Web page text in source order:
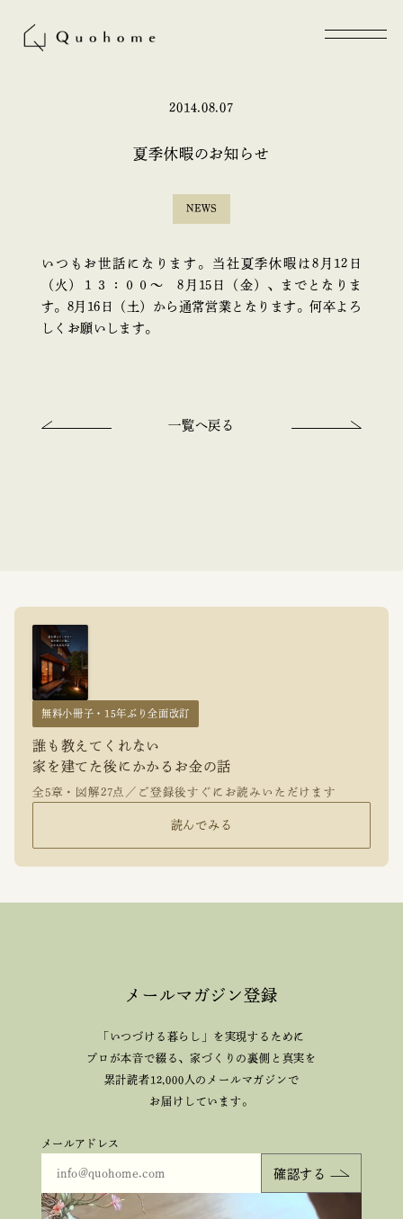
2014.08.07
夏季休暇のお知らせ
NEWS
いつもお世話になります。当社夏季休暇は8月12日
（火）１３：００～ 8月15日（金）、までとなりま
す。8月16日（土）から通常営業となります。何卒よろ
しくお願いします。
一覧へ戻る
無料小冊子・15年ぶり全面改訂
誰も教えてくれない
家を建てた後にかかるお金の話
全5章・図解27点／ご登録後すぐにお読みいただけます
読んでみる
メールマガジン登録
「いつづける暮らし」を実現するために
プロが本音で綴る、家づくりの裏側と真実を
累計読者12,000人のメールマガジンで
お届けしています。
メールアドレス